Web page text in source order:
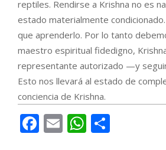
reptiles. Rendirse a Krishna no es
estado materialmente
que aprenderlo. Por lo tanto
maestro espiritual fidedigno,
representante autorizado —y
Esto nos llevará al estado de
conciencia de Krishna.
Facebook
EmailWhatsApp